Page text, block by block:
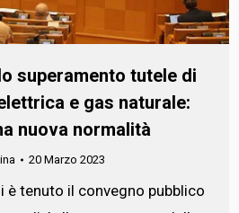
superamento tutele di
e gas naturale:
nuova normalità
20 Marzo 2023
è tenuto il convegno pubblico